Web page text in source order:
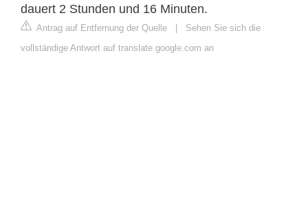
dauert 2 Stunden und 16 Minuten.
Antrag auf Entfernung der Quelle | Sehen Sie sich die
vollständige Antwort auf translate.google.com an